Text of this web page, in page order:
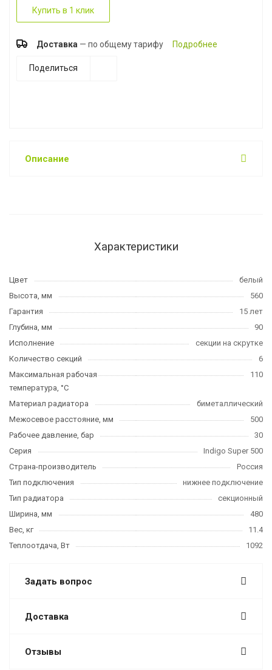
Купить в 1 клик
Доставка — по общему тарифу Подробнее
Поделиться
Описание
Характеристики
Цвет
белый
Высота, мм
560
Гарантия
15 лет
Глубина, мм
90
Исполнение
секции на скрутке
Количество секций
6
Максимальная рабочая
температура, °C
110
Материал радиатора
биметаллический
Межосевое расстояние, мм
500
Рабочее давление, бар
30
Серия
Indigo Super 500
Страна-производитель
Россия
Тип подключения
нижнее подключение
Тип радиатора
секционный
Ширина, мм
480
Вес, кг
11.4
Теплоотдача, Вт
1092
Задать вопрос
Доставка
Отзывы